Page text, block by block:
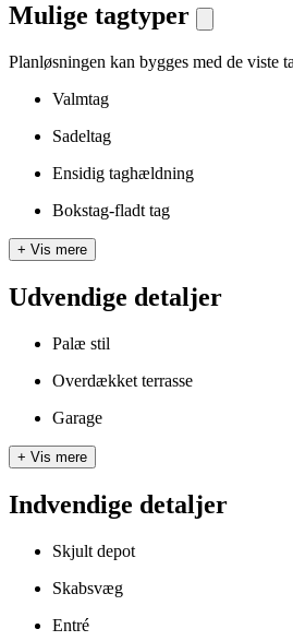
Mulige tagtyper
Planløsningen kan bygges med de viste
Valmtag
Sadeltag
Ensidig taghældning
Bokstag-fladt tag
+ Vis mere
Udvendige detaljer
Palæ stil
Overdækket terrasse
Garage
+ Vis mere
Indvendige detaljer
Skjult depot
Skabsvæg
Entré